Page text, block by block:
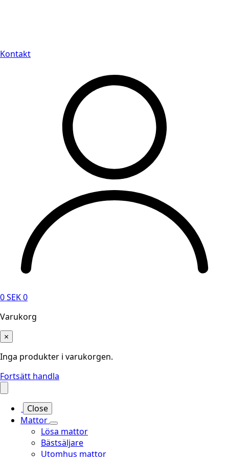
Kontakt
0SEK0
Varukorg
×
Inga produkter i varukorgen.
Fortsätt handla
Close
Mattor
Lösa mattor
Bästsäljare
Utomhus mattor